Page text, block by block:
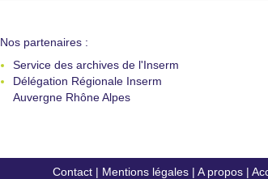
Nos partenaires :
Service des archives de l'Inserm
Délégation Régionale Inserm
Auvergne Rhône Alpes
Contact| Mentions légales| A propos|